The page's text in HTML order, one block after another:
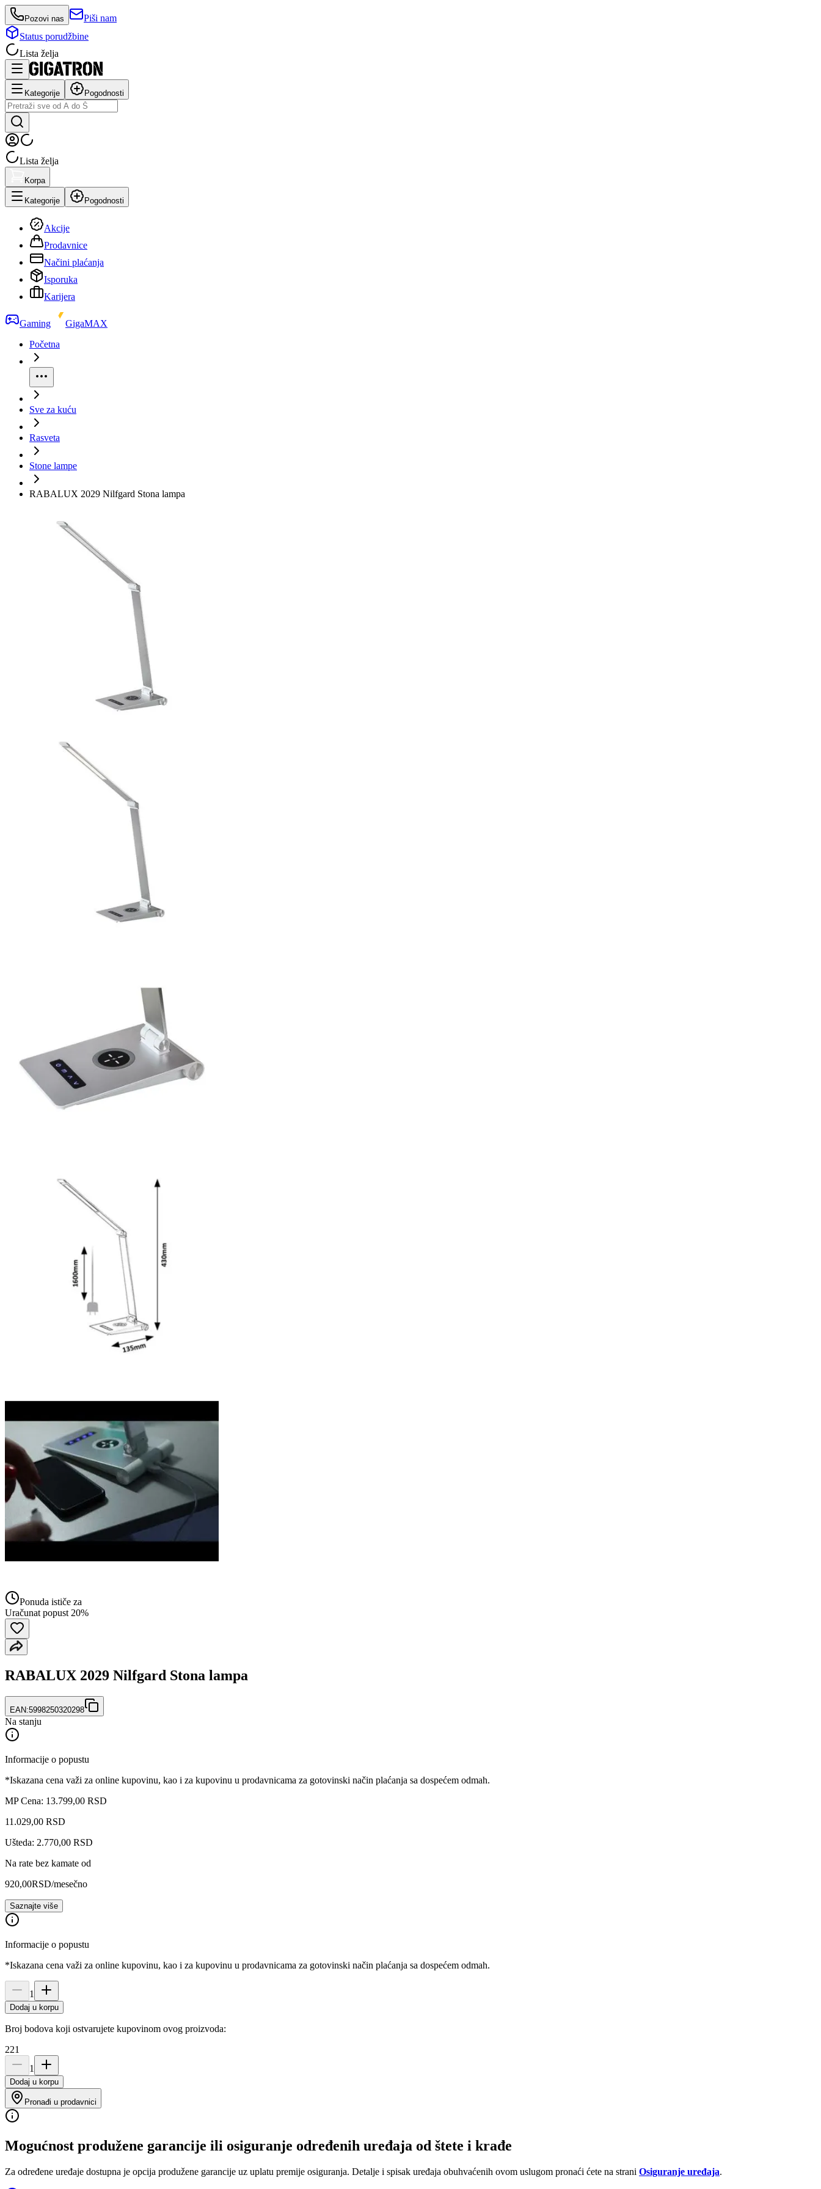
Pozovi nas
Piši nam
Status porudžbine
Lista želja
Kategorije Pogodnosti
Lista želja
Korpa
Kategorije Pogodnosti
Akcije
Prodavnice
Načini plaćanja
Isporuka
Karijera
Gaming
GigaMAX
Početna
Sve za kuću
Rasveta
Stone lampe
RABALUX 2029 Nilfgard Stona lampa
Ponuda ističe za
Uračunat popust 20%
RABALUX 2029 Nilfgard Stona lampa
EAN:5998250320298
Na stanju
Informacije o popustu
*Iskazana cena važi za online kupovinu, kao i za kupovinu u prodavnicama za gotovinski način plaćanja sa dospećem odmah.
MP Cena: 13.799,00 RSD
11.029,00 RSD
Ušteda: 2.770,00 RSD
Na rate bez kamate od
920,00RSD/mesečno
Saznajte više
Informacije o popustu
*Iskazana cena važi za online kupovinu, kao i za kupovinu u prodavnicama za gotovinski način plaćanja sa dospećem odmah.
1
Dodaj u korpu
Broj bodova koji ostvarujete kupovinom ovog proizvoda:
221
1
Dodaj u korpu
Pronađi u prodavnici
Mogućnost produžene garancije ili osiguranje određenih uređaja od štete i krađe
Za određene uređaje dostupna je opcija produžene garancije uz uplatu premije osiguranja. Detalje i spisak uređaja obuhvaćenih ovom uslugom pronaći ćete na strani Osiguranje uređaja.